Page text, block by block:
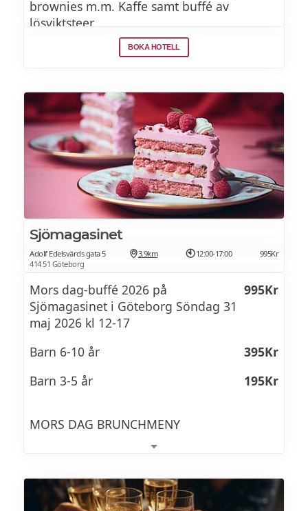
brownies m.m. Kaffe samt buffé av
lösviktsteer.
BOKA HOTELL
Sjömagasinet
Adolf Edelsvärds gata 5
414 51 Göteborg
3.9km 12:00-17:00 995Kr
Mors dag-buffé 2026 på
Sjömagasinet i Göteborg Söndag 31
maj 2026 kl 12-17
995Kr
Barn 6-10 år
395Kr
Barn 3-5 år
195Kr
MORS DAG BRUNCHMENY
skaldjursbuffé, grillstation på
uteserveringen och en ljuvlig tårtbuffé som